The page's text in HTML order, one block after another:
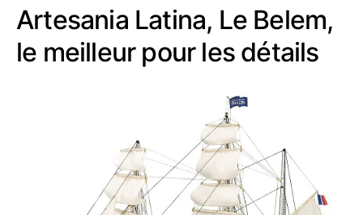
Artesania Latina, Le Belem,
le meilleur pour les détails